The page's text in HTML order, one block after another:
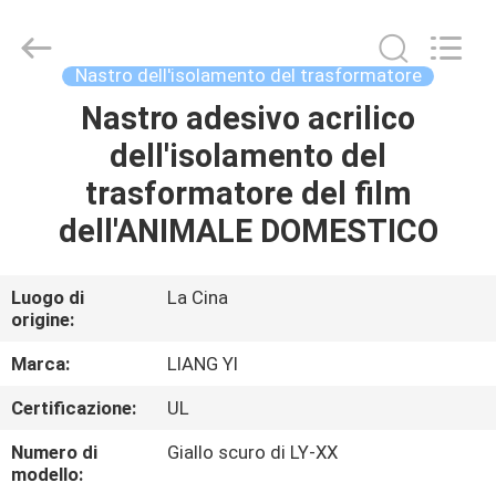
PRODOTTI
NOI
GIRO
DELLA
FABBRICA
Industry
Nastro dell'isolamento del trasformatore
Nastro adesivo acrilico
dell'isolamento del
trasformatore del film
dell'ANIMALE DOMESTICO
Luogo di
origine:
La Cina
Marca:
LIANG YI
Certificazione:
UL
Numero di
modello:
Giallo scuro di LY-XX